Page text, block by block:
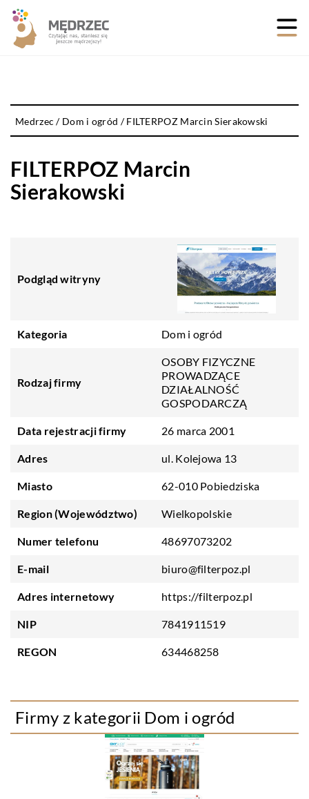
Medrzec / Dom i ogród /FILTERPOZ Marcin Sierakowski
FILTERPOZ Marcin
Sierakowski
Podgląd witryny
Kategoria Dom i ogród
Rodzaj firmy
OSOBY FIZYCZNE
PROWADZĄCE
DZIAŁALNOŚĆ
GOSPODARCZĄ
Data rejestracji firmy 26 marca 2001
Adres ul. Kolejowa 13
Miasto 62-010 Pobiedziska
Region (Województwo) Wielkopolskie
Numer telefonu 48697073202
E-mail biuro@filterpoz.pl
Adres internetowy https://filterpoz.pl
NIP 7841911519
REGON 634468258
Firmy z kategorii Dom i ogród